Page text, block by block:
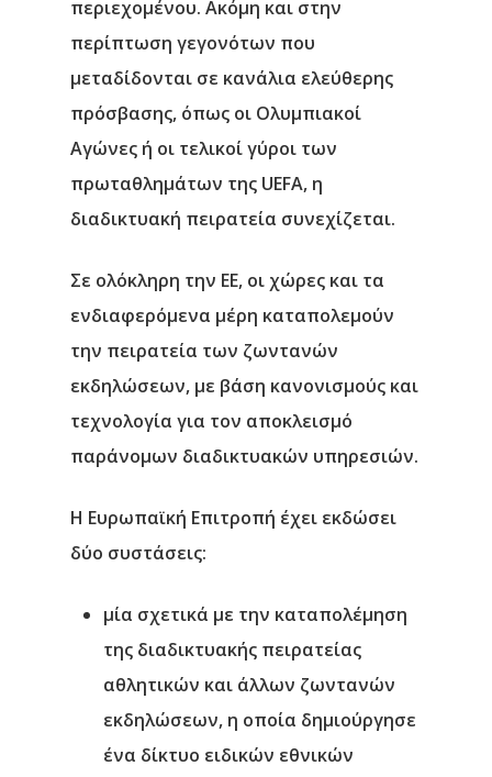
περιεχομένου. Ακόμη και στην
περίπτωση γεγονότων που
μεταδίδονται σε κανάλια ελεύθερης
πρόσβασης, όπως οι Ολυμπιακοί
Αγώνες ή οι τελικοί γύροι των
πρωταθλημάτων της UEFA, η
διαδικτυακή πειρατεία συνεχίζεται.
Σε ολόκληρη την ΕΕ, οι χώρες και τα
ενδιαφερόμενα μέρη καταπολεμούν
την πειρατεία των ζωντανών
εκδηλώσεων, με βάση κανονισμούς και
τεχνολογία για τον αποκλεισμό
παράνομων διαδικτυακών υπηρεσιών.
Η Ευρωπαϊκή Επιτροπή έχει εκδώσει
δύο συστάσεις:
μία σχετικά με την καταπολέμηση
της διαδικτυακής πειρατείας
αθλητικών και άλλων ζωντανών
εκδηλώσεων, η οποία δημιούργησε
ένα δίκτυο ειδικών εθνικών